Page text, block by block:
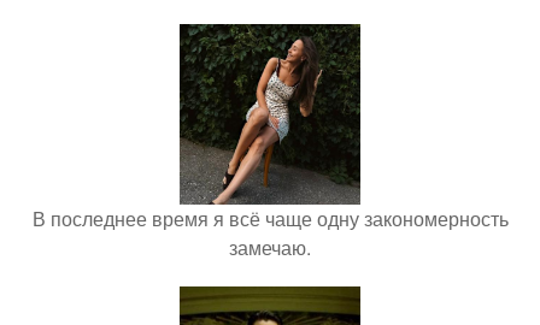
В последнее время я всё чаще одну закономерность
замечаю.